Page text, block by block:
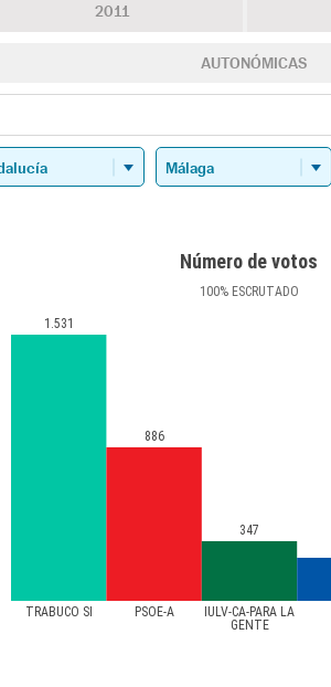
2011
AUTONÓMICAS
Número de votos
100%ESCRUTADO
TRABUCO SI PSOE-A
IULV-CA-PARA LA
GENTE
1.531
886
347